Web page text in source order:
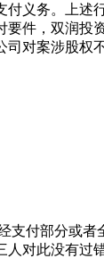
义务。上
件，双润
对案涉股
付部分或
对此没有过